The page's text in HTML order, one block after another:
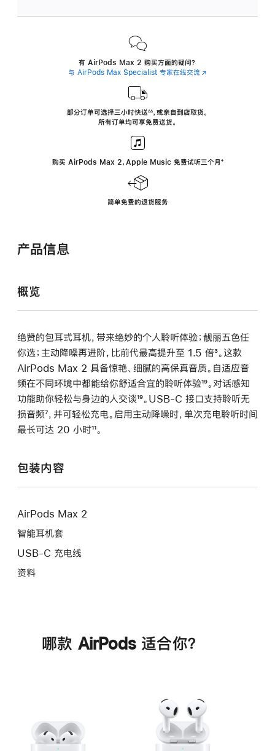
有 AirPods Max 2 购买方面的疑问？
与 AirPods Max Specialist 专家在线交流(在
中
部分订单可选择三小时快送∆∆， 或亲自到店取货。
所有订单均可享免费送货。
购买 AirPods Max 2，Apple Music 免费试听三个月 ‍脚
‍⁺
简单免费的退货服务
产品信息
概览
绝赞的包耳式耳机，带来绝妙的个人聆听体验；靓丽五色任
你选；主动降噪再进阶，比前代最高提升至 1.5 倍脚
注
³。这款
AirPods Max 2 具备惊艳、细腻的高保真音质。自适应音
频在不同环境中都能给你舒适合宜的聆听体验脚
注
¹⁹。对话感知
功能助你轻松与身边的人交谈脚
注
¹⁹。USB-C 接口支持聆听无
损音频脚
注
⁷，并可轻松充电。启用主动降噪时，单次充电聆听时间
最长可达 20 小时脚
¹¹。
包装内容
AirPods Max 2
智能耳机套
USB-C 充电线
资料
哪款 AirPods 适合你？